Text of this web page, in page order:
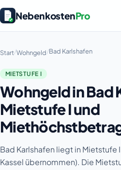
NebenkostenPro
Start/Wohngeld/Bad Karlshafen
MIETSTUFE I
Wohngeld in Bad
Mietstufe I und
Bad Karlshafen liegt in Mietstufe
Kassel übernommen). Die